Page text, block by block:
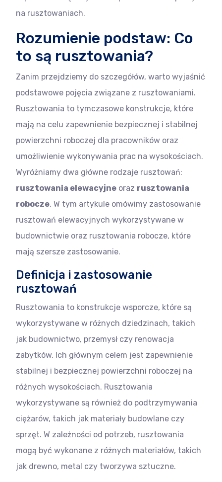
na rusztowaniach.
Rozumienie podstaw: Co
to są rusztowania?
Zanim przejdziemy do szczegółów, warto wyjaśnić
podstawowe pojęcia związane z rusztowaniami.
Rusztowania to tymczasowe konstrukcje, które
mają na celu zapewnienie bezpiecznej i stabilnej
powierzchni roboczej dla pracowników oraz
umożliwienie wykonywania prac na wysokościach.
Wyróżniamy dwa główne rodzaje rusztowań:
rusztowania elewacyjne oraz rusztowania
robocze. W tym artykule omówimy zastosowanie
rusztowań elewacyjnych wykorzystywane w
budownictwie oraz rusztowania robocze, które
mają szersze zastosowanie.
Definicja i zastosowanie
rusztowań
Rusztowania to konstrukcje wsporcze, które są
wykorzystywane w różnych dziedzinach, takich
jak budownictwo, przemysł czy renowacja
zabytków. Ich głównym celem jest zapewnienie
stabilnej i bezpiecznej powierzchni roboczej na
różnych wysokościach. Rusztowania
wykorzystywane są również do podtrzymywania
ciężarów, takich jak materiały budowlane czy
sprzęt. W zależności od potrzeb, rusztowania
mogą być wykonane z różnych materiałów, takich
jak drewno, metal czy tworzywa sztuczne.